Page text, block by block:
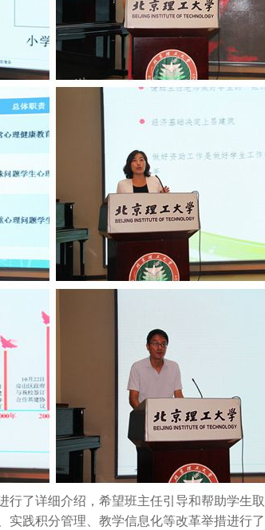
了详细介绍，希望班主任引导和帮助学生
践积分管理、教学信息化等改革举措进行